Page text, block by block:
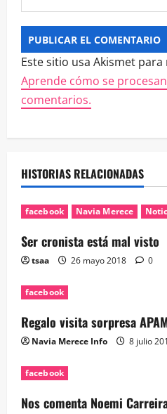
Este sitio usa Akismet
Aprende cómo se
comentarios.
HISTORIAS RELACIONADAS
facebook Navia Merece
Ser cronista está mal visto
tsaa 26 mayo 2018 0
facebook
Regalo visita sorpresa
Navia Merece Info 8 julio
facebook
Nos comenta Noemi